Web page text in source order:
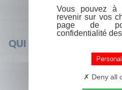
QUI SOMMES-NOUS ?
Vous pouvez à
revenir sur vos
page de
confidentialité
Deny all